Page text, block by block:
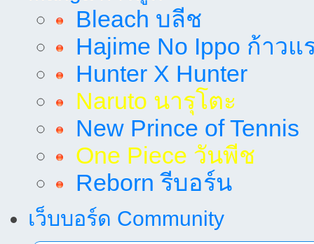
Bleach บลีช
Hajime No Ippo ก้าวแ
Hunter X Hunter
Naruto นารุโตะ
New Prince of Tennis
One Piece วันพีช
Reborn รีบอร์น
เว็บบอร์ด Community